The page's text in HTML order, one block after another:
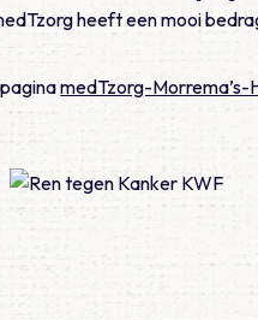
heeft een mooi
medTzorg-Morrema’s-